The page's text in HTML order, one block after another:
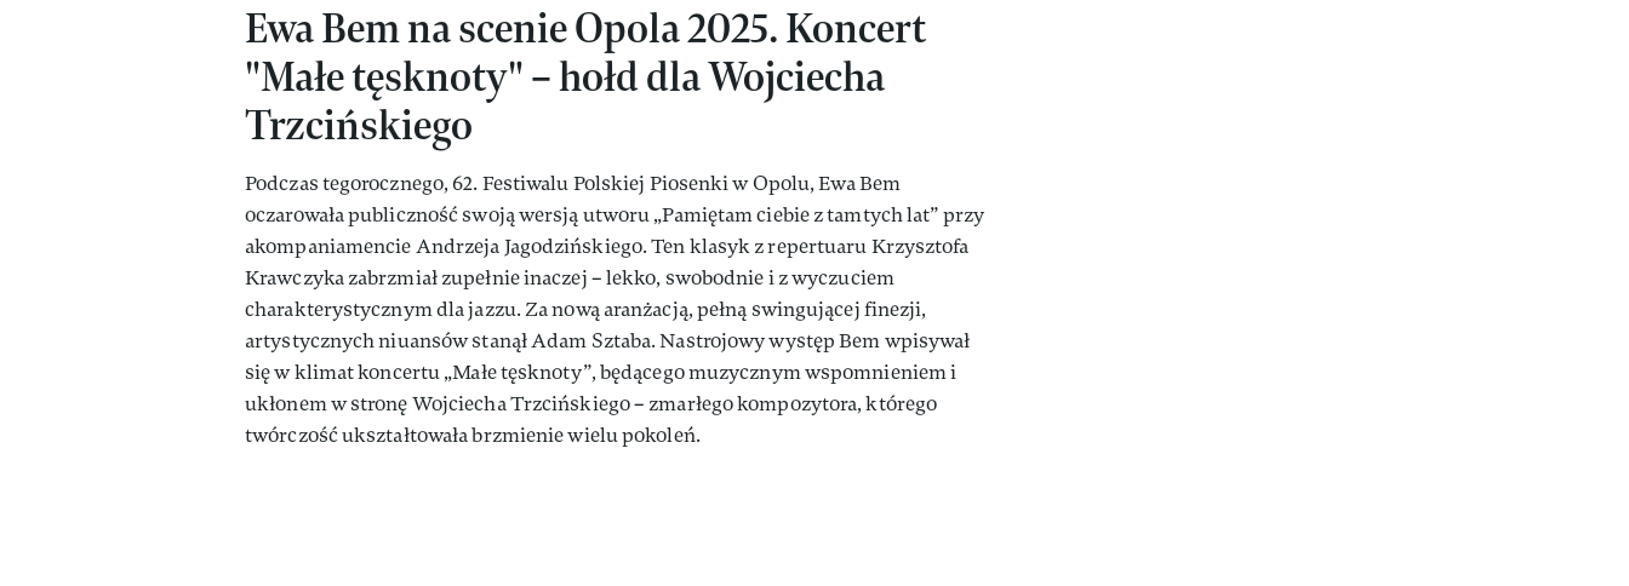
Ewa Bem na scenie Opola 2025. Koncert
"Małe tęsknoty" – hołd dla Wojciecha
Trzcińskiego
Podczas tegorocznego, 62. Festiwalu Polskiej Piosenki w Opolu, Ewa Bem
oczarowała publiczność swoją wersją utworu „Pamiętam ciebie z tamtych lat” przy
akompaniamencie Andrzeja Jagodzińskiego. Ten klasyk z repertuaru Krzysztofa
Krawczyka zabrzmiał zupełnie inaczej – lekko, swobodnie i z wyczuciem
charakterystycznym dla jazzu. Za nową aranżacją, pełną swingującej finezji,
artystycznych niuansów stanął Adam Sztaba. Nastrojowy występ Bem wpisywał
się w klimat koncertu „Małe tęsknoty”, będącego muzycznym wspomnieniem i
ukłonem w stronę Wojciecha Trzcińskiego – zmarłego kompozytora, którego
twórczość ukształtowała brzmienie wielu pokoleń.